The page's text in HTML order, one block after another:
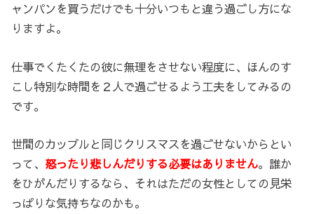
ャンパンを買うだけでも十分いつもと違う過ごし方にな
りますよ。
仕事でくたくたの彼に無理をさせない程度に、ほんのす
こし特別な時間を２人で過ごせるよう工夫をしてみるの
です。
世間のカップルと同じクリスマスを過ごせないからとい
って、怒ったり悲しんだりする必要はありません。誰か
をひがんだりするなら、それはただの女性としての見栄
っぱりな気持ちなのかも。